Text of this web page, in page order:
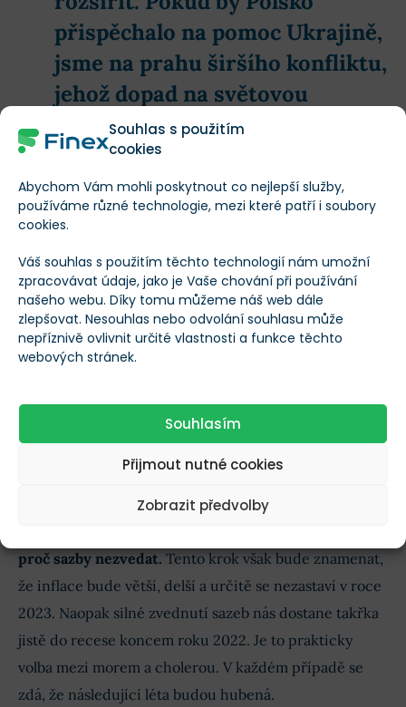
Souhlas s použitím
cookies
Abychom Vám mohli poskytnout co nejlepší služby,
používáme různé technologie, mezi které patří i soubory
cookies.
Váš souhlas s použitím těchto technologií nám umožní
zpracovávat údaje, jako je Vaše chování při používání
našeho webu. Díky tomu můžeme náš web dále
zlepšovat. Nesouhlas nebo odvolání souhlasu může
nepříznivě ovlivnit určité vlastnosti a funkce těchto
webových stránek.
Souhlasím
Přijmout nutné cookies
Zobrazit předvolby
přispěchalo na pomoc Ukrajině,
jsme na prahu širšího konfliktu,
jehož dopad na světovou
ekonomiku by byl devastující.
Situace se tak může ještě rychle
zhoršit a trhy mohou kdykoliv
zažít další výprodeje. Ale to
není jediné riziko.
Velké riziko je, že první příčina ve skutečnosti
zapůsobí jako katalyzátor pro příčinu druhou.
inflaci. Zde se ocitneme na křižovatce, protože větší
inflace bude vyžadovat ještě radikálnější zákrok ze
strany centrálních bank.
Konflikt mezi Ruskem a Ukrajinou tak naruší křehký
proč sazby nezvedat. Tento krok však bude znamenat,
že inflace bude větší, delší a určitě se nezastaví v roce
2023. Naopak silné zvednutí sazeb nás dostane takřka
jistě do recese koncem roku 2022. Je to prakticky
volba mezi morem a cholerou. V každém případě se
zdá, že následující léta budou hubená.